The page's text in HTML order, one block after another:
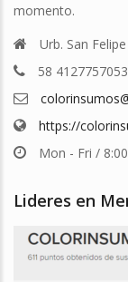
momento.
Urb. San
58 4127757053
https://
Mon - Fri /
Lideres en